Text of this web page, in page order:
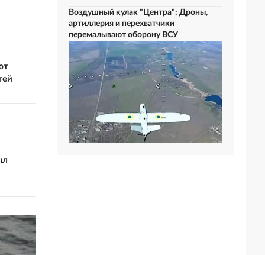
Воздушный кулак "Центра": Дроны,
артиллерия и перехватчики
перемалывают оборону ВСУ